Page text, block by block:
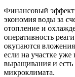
Финансовый эффект
экономия воды за
отопление и
оперативность
окупаются
если на участке
выращивания и есть
микроклимата.